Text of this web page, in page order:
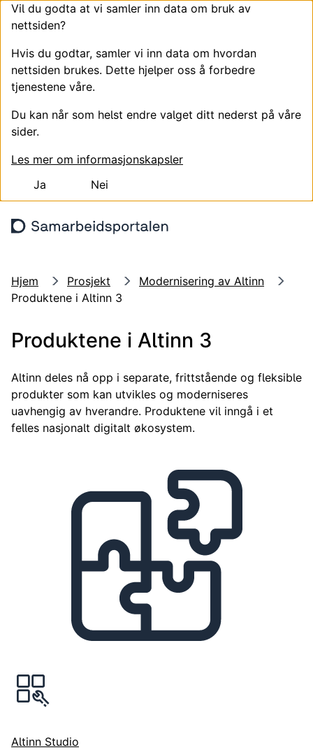
Vil du godta at vi samler inn data om bruk av
nettsiden?
Hvis du godtar, samler vi inn data om hvordan
nettsiden brukes. Dette hjelper oss å forbedre
tjenestene våre.
Du kan når som helst endre valget ditt nederst på våre
sider.
Les mer om informasjonskapsler
Ja
Nei
Hjem Prosjekt
Modernisering av Altinn
Produktene i Altinn 3
Produktene i Altinn 3
Altinn deles nå opp i separate, frittstående og fleksible
produkter som kan utvikles og moderniseres
uavhengig av hverandre. Produktene vil inngå i et
felles nasjonalt digitalt økosystem.
Altinn deles nå opp i separate, frittstående og fleksible
Altinn Studio